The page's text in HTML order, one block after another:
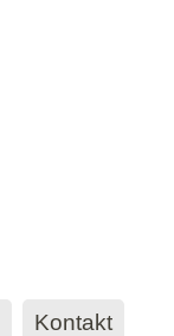
Kontakt